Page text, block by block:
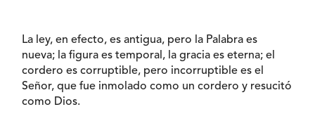
La ley, en efecto, es antigua, pero la Palabra es
nueva; la figura es temporal, la gracia es eterna; el
cordero es corruptible, pero incorruptible es el
Señor, que fue inmolado como un cordero y resucitó
como Dios.